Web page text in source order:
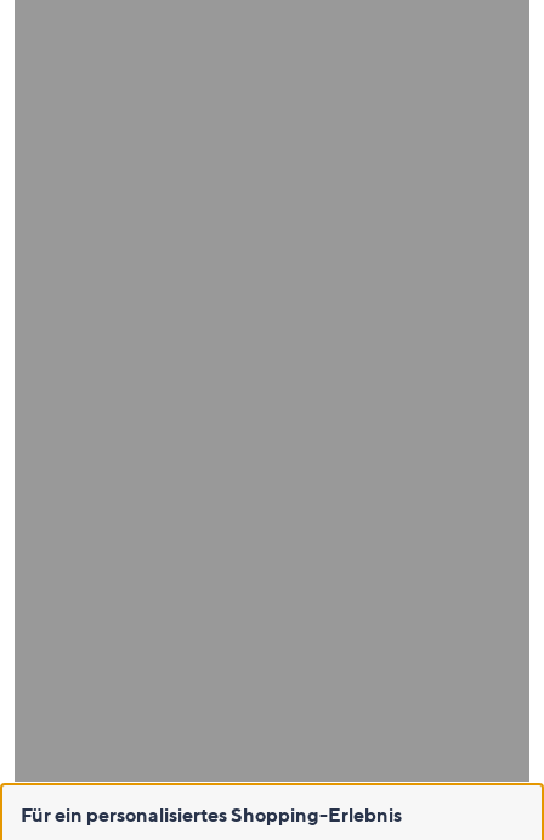
Für ein personalisiertes Shopping-Erlebnis